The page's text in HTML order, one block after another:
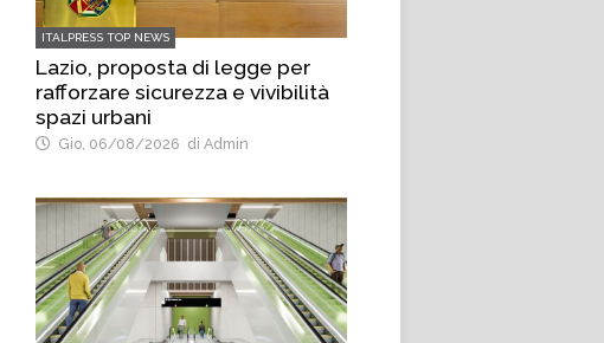
ITALPRESS TOP NEWS
Lazio, proposta di legge per
rafforzare sicurezza e vivibilità
spazi urbani
Gio, 06/08/2026 di Admin